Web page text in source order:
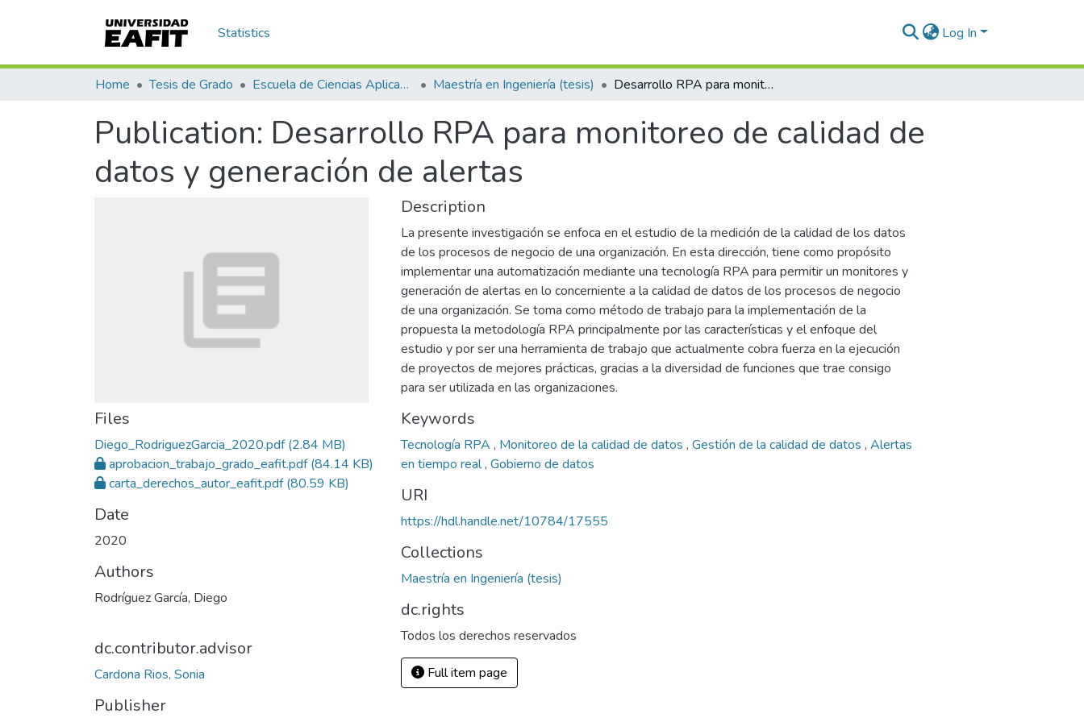
Statistics Log In
Home Tesis de Grado Escuela de Ciencias Aplicadas e Ingeniería Maestría en Ingeniería (tesis) Desarrollo RPA para monitoreo de calidad de datos y generación de alertas
Publication: Desarrollo RPA para monitoreo de calidad de
datos y generación de alertas
Files
Diego_RodriguezGarcia_2020.pdf(2.84 MB)
aprobacion_trabajo_grado_eafit.pdf(84.14 KB)
carta_derechos_autor_eafit.pdf(80.59 KB)
Date
2020
Authors
Rodríguez García, Diego
dc.contributor.advisor
Cardona Rios, Sonia
Publisher
Description
La presente investigación se enfoca en el estudio de la medición de la calidad de los datos
de los procesos de negocio de una organización. En esta dirección, tiene como propósito
implementar una automatización mediante una tecnología RPA para permitir un monitores y
generación de alertas en lo concerniente a la calidad de datos de los procesos de negocio
de una organización. Se toma como método de trabajo para la implementación de la
propuesta la metodología RPA principalmente por las características y el enfoque del
estudio y por ser una herramienta de trabajo que actualmente cobra fuerza en la ejecución
de proyectos de mejores prácticas, gracias a la diversidad de funciones que trae consigo
para ser utilizada en las organizaciones.
Keywords
Tecnología RPA , Monitoreo de la calidad de datos , Gestión de la calidad de datos , Alertas
en tiempo real, Gobierno de datos
URI
https://hdl.handle.net/10784/17555
Collections
Maestría en Ingeniería (tesis)
dc.rights
Todos los derechos reservados
Full item page